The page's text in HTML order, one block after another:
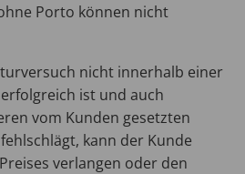
Porto können nicht
nicht innerhalb einer
ist und auch
vom Kunden gesetzten
kann der Kunde
verlangen oder den